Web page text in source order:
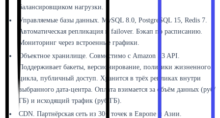
балансировщиком нагрузки.
Управляемые базы данных. MySQL 8.0, PostgreSQL 15, Redis 7.
Автоматическая репликация и failover. Бэкап по расписанию.
Мониторинг через встроенные графики.
Объектное хранилище. Совместимо с Amazon S3 API.
Поддерживает бакеты, версионирование, политики жизненного
цикла, публичный доступ. Хранится в трёх репликах внутри
выбранного дата-центра. Оплата взимается за объём данных (руб/
ГБ) и исходящий трафик (руб/ГБ).
CDN. Партнёрская сеть из 30+ точек в Европе и Азии.